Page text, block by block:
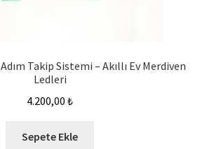
Takip Sistemi – Akıllı Ev Merdiven
Ledleri
4.200,00 ₺
Sepete Ekle